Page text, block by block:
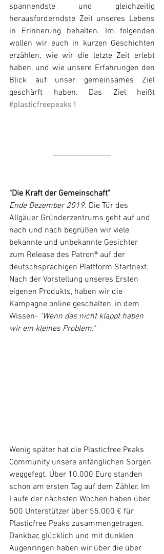
spannendste und gleichzeitig
herausforderndste Zeit unseres Lebens
in Erinnerung behalten. Im folgenden
wollen wir euch in kurzen Geschichten
erzählen, wie wir die letzte Zeit erlebt
haben, und wie unsere Erfahrungen den
Blick auf unser gemeinsames Ziel
#plasticfreepeaks !
"Die Kraft der Gemeinschaft"
Ende Dezember 2019. Die Tür des
Allgäuer Gründerzentrums geht auf und
nach und nach begrüßen wir viele
bekannte und unbekannte Gesichter
zum Release des Patron® auf der
deutschsprachigen Plattform Startnext.
Nach der Vorstellung unseres Ersten
eigenen Produkts, haben wir die
Kampagne online geschalten, in dem
Wissen- "Wenn das nicht klappt haben
wir ein kleines Problem."
Wenig später hat die Plasticfree Peaks
Community unsere anfänglichen Sorgen
weggefegt. Über 10.000 Euro standen
schon am ersten Tag auf dem Zähler. Im
Laufe der nächsten Wochen haben über
500 Unterstützer über 55.000 € für
Plasticfree Peaks zusammengetragen.
Dankbar, glücklich und mit dunklen
Augenringen haben wir über die über